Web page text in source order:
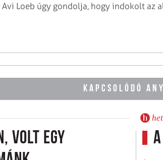
Loeb úgy gondolja, hogy indokolt az
KAPCSOLÓDÓ
volt egy